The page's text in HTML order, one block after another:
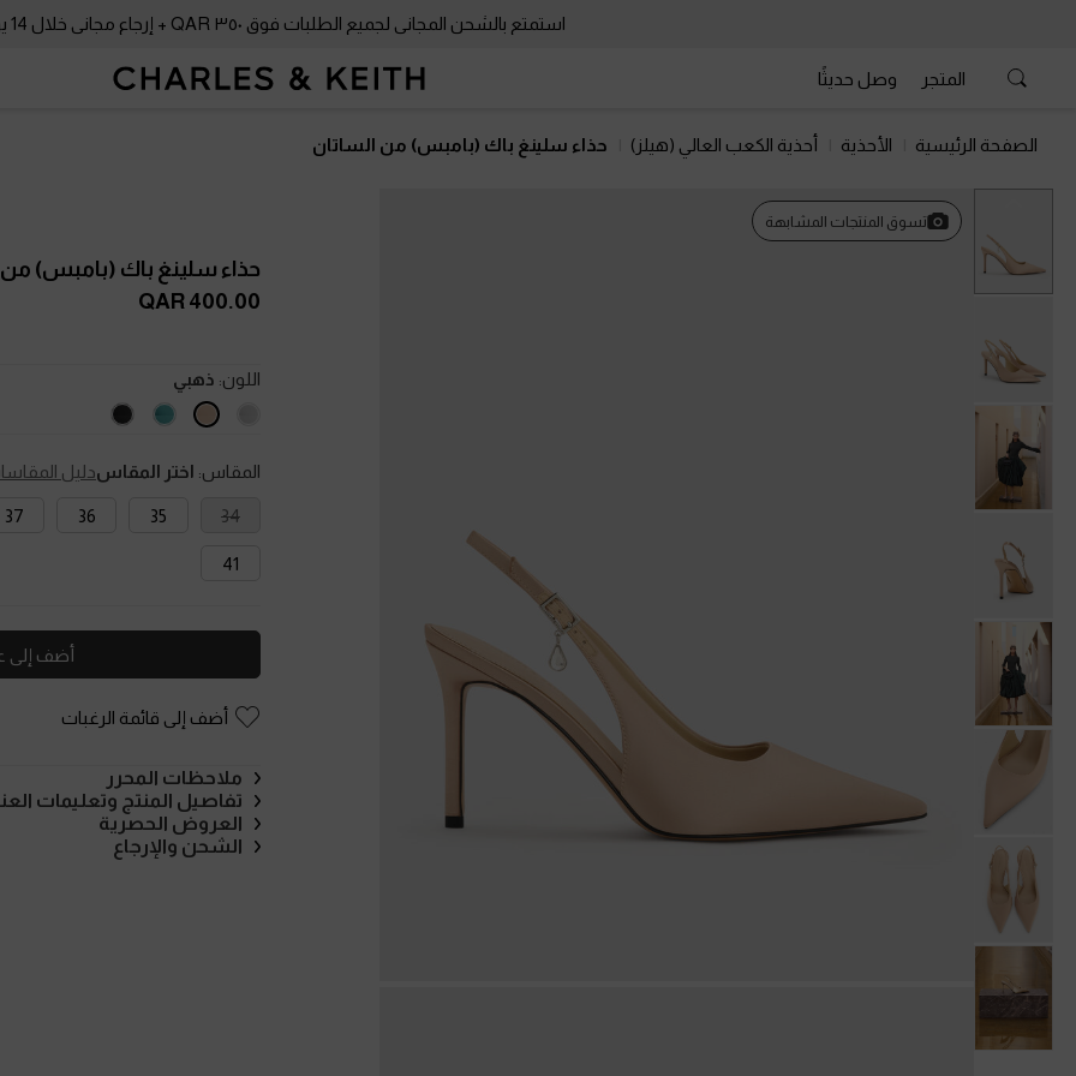
استمتع بالشحن المجاني لجميع الطلبات فوق ٣٥٠ QAR + إرجاع مجاني خلال 14 يومًا!
المتجر وصل حديثًا
الصفحة الرئيسية الأحذية أحذية الكعب العالي (هيلز) حذاء سلينغ باك (بامبس) من الساتان
تسوق المنتجات المشابهة
حذاء سلينغ باك (بامبس) من
400.00 QAR
اللون: ذهبي
المقاس: اختر المقاسدليل
34
35
36
37
41
أضف إلى
أضف إلى قائمة الرغبات
ملاحظات المحرر
تفاصيل المنتج وتعليمات
العروض الحصرية
الشحن والإرجاع